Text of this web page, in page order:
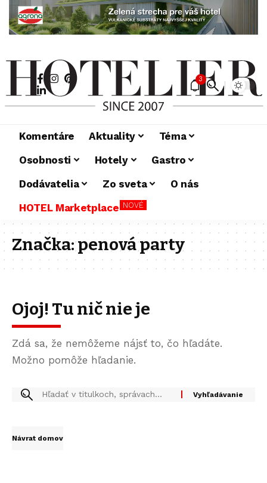
3
Komentáre Aktuality
Téma
Osobnosti
Hotely
Gastro
Dodávatelia
Zo sveta
O nás
HOTEL Marketplace NOVÉ
Značka:penová party
Ojoj! Tu nič nie je
Zdá sa, že nemôžeme nájsť to, čo hľadáte.
Možno pomôže hľadanie.
Návrat domov